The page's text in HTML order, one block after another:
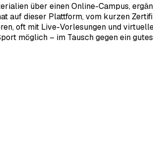
über einen Online-Campus,
auf dieser Plattform, vom kurzen
oft mit Live-Vorlesungen und
möglich – im Tausch gegen ein